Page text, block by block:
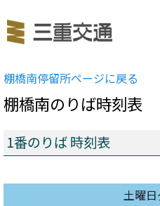
棚橋南停留所ページに戻る
棚橋南のりば時刻表
1番のりば 時刻表
土曜